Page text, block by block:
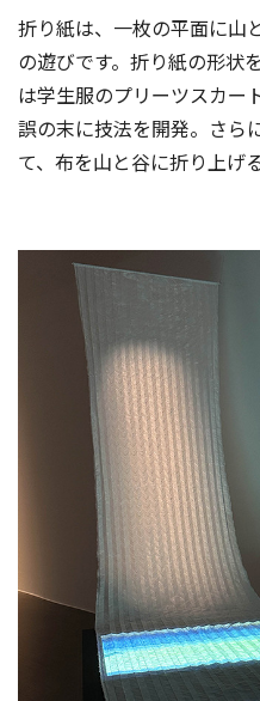
折り紙は、一枚の平面に山
の遊びです。折り紙の形状
は学生服のプリーツスカー
誤の末に技法を開発。さら
て、布を山と谷に折り上げ